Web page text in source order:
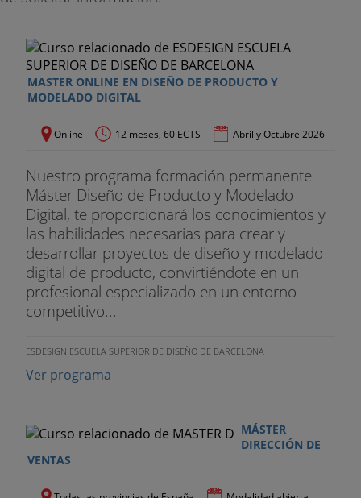
formado por directivos y exdirectivos de
compañías multinacionales y nacionales
(Telefónica, Deloitte, DHL, Inchaersa, Geindesa,
Debebé o Drommer Consulting).
Somos conscientes del esfuerzo que supone la
herramientas diversas que faciliten el aprendizaje
de los contenidos desde diferentes perspectivas:
ebook, Hypermedia Box, Sesiones Presenciales
Virtuales, casos prácticos, conferencias con
prestigiosos ponentes, etc.
MASTER ONLINE EN DISEÑO DE PRODUCTO Y
MODELADO DIGITAL
Online 12 meses, 60 ECTS Abril y Octubre 2026
Nuestro programa formación permanente
Máster Diseño de Producto y Modelado
Digital, te proporcionará los conocimientos y
las habilidades necesarias para crear y
desarrollar proyectos de diseño y modelado
digital de producto, convirtiéndote en un
profesional especializado en un entorno
competitivo...
ESDESIGN ESCUELA SUPERIOR DE DISEÑO DE BARCELONA
Ver programa
MÁSTER
DIRECCIÓN DE
VENTAS